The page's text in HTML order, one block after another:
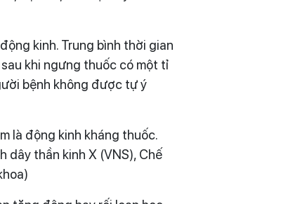
kinh. Trung bình thời gian
khi ngưng thuốc có một tỉ
bệnh không được tự ý
là động kinh kháng thuốc.
dây thần kinh X (VNS), Chế